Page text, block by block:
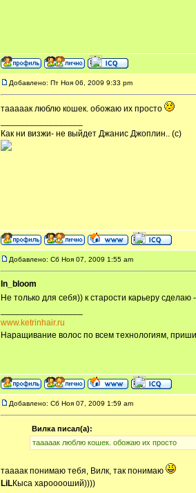
Добавлено: Пт Ноя 06, 2009 9:33 pm
тааааак люблю кошек. обожаю их просто
Как ни визжи- не выйдет Джанис Джоплин.. (с)
Добавлено: Сб Ноя 07, 2009 1:55 am
In_bloom
Не только для себя)) к старости карьеру
www.ketrinhair.ru
Наращивание волос по всем технологиям,
Добавлено: Сб Ноя 07, 2009 1:59 am
Вилка писал(а):
тааааак люблю кошек. обожаю их просто
таааак понимаю тебя, Вилк, так понимаю
LiLКыса харооооший))))